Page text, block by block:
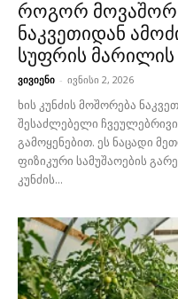
როგორ
ნაკვეთიდან
სუფრის მარილის
ვივიენი - ივნისი 2, 2026
ხის კუნძის მოშორება
შესაძლებელი
გამოყენებით. ეს ნაცადი
ფიზიკური სამუშაოების
კუნძის...